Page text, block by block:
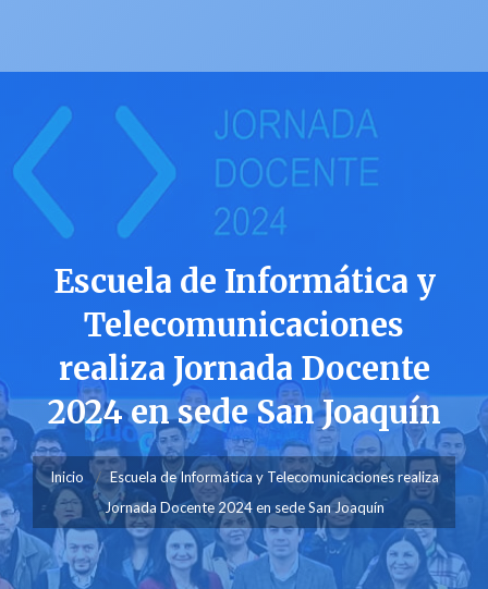
Escuela de Informática y
Telecomunicaciones
realiza Jornada Docente
2024 en sede San Joaquín
Inicio
Escuela de Informática y Telecomunicaciones realiza
Jornada Docente 2024 en sede San Joaquín